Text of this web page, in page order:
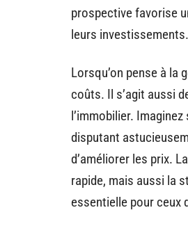
prospective favorise
leurs investissements.
Lorsqu’on pense à la
coûts. Il s’agit aussi
l’immobilier.
disputant
d’améliorer les prix.
rapide, mais aussi la
essentielle pour ceux